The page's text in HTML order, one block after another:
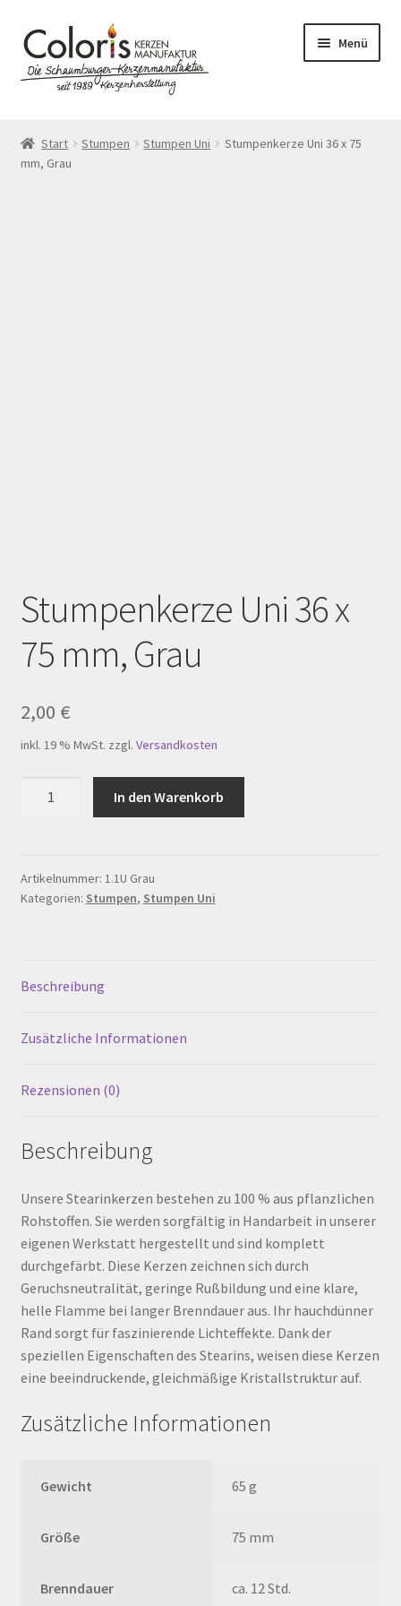
Zur
Navigation
springen
Zum
Inhalt
springen
Menü
AGB
Mein Konto
My Account
Shop
Versandarten
Werkstattverkauf
Start Stumpen Stumpen Uni
Stumpenkerze Uni 36 x 75
mm, Grau
Stumpenkerze Uni 36 x
75 mm, Grau
2,00 €
inkl. 19 % MwSt. zzgl. Versandkosten
75
mm,
In den Warenkorb
Artikelnummer: 1.1U Grau
Kategorien: Stumpen, Stumpen Uni
Beschreibung
Zusätzliche Informationen
Rezensionen (0)
Beschreibung
Unsere Stearinkerzen bestehen zu 100 % aus pflanzlichen
Rohstoffen. Sie werden sorgfältig in Handarbeit in unserer
eigenen Werkstatt hergestellt und sind komplett
durchgefärbt. Diese Kerzen zeichnen sich durch
Geruchsneutralität, geringe Rußbildung und eine klare,
helle Flamme bei langer Brenndauer aus. Ihr hauchdünner
Rand sorgt für faszinierende Lichteffekte. Dank der
speziellen Eigenschaften des Stearins, weisen diese Kerzen
eine beeindruckende, gleichmäßige Kristallstruktur auf.
Zusätzliche Informationen
Gewicht 65 g
Größe 75 mm
Brenndauer ca. 12 Std.